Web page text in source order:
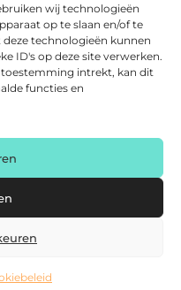
wij technologieën
op te slaan en/of te
technologieën kunnen
ID's op deze site verwerken.
intrekt, kan dit
functies en
keuzes
tips, doordachte
wat je nodig hebt om
All Right Reserved.